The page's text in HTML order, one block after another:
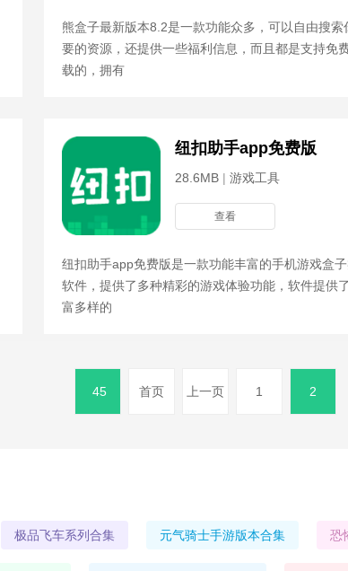
熊盒子最新版本8.2是一款功能众多，可以自由搜索
要的资源，还提供一些福利信息，而且都是支持免
载的，拥有
纽扣助手app免费版
28.6MB | 游戏工具
查看
纽扣助手app免费版是一款功能丰富的手机游戏盒
软件，提供了多种精彩的游戏体验功能，软件提供
富多样的
45 首页 上一页 1 2
极品飞车系列合集 元气骑士手游版本合集 恐